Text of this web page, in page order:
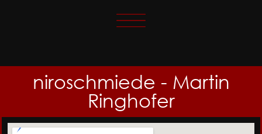
niroschmiede - Martin
Ringhofer